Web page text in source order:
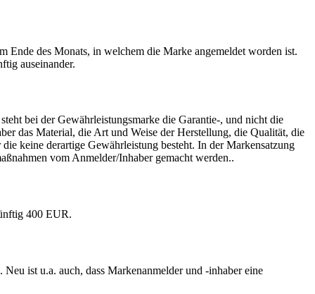
Ende des Monats, in welchem die Marke angemeldet worden ist.
auseinander.
bei der Gewährleistungsmarke die Garantie-, und nicht die
das Material, die Art und Weise der Herstellung, die Qualität, die
keine derartige Gewährleistung besteht. In der Markensatzung
vom Anmelder/Inhaber gemacht werden..
400 EUR.
ist u.a. auch, dass Markenanmelder und -inhaber eine